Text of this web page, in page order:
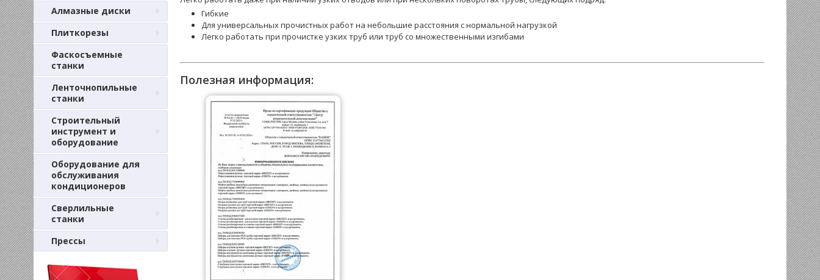
Алмазные диски
Плиткорезы
Фаскосъемные
станки
Ленточнопильные
станки
Строительный
инструмент и
оборудование
Оборудование для
обслуживания
кондиционеров
Сверлильные
станки
Прессы
Гибкие
Для универсальных прочистных работ на небольшие расстояния с нормальной нагрузкой
Легко работать при прочистке узких труб или труб со множественными изгибами
Полезная информация: